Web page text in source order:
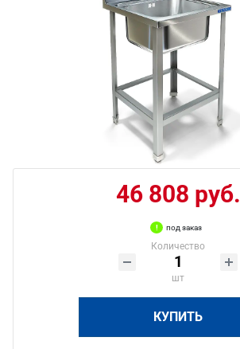
46 808 руб.
под заказ
Количество
шт
КУПИТЬ